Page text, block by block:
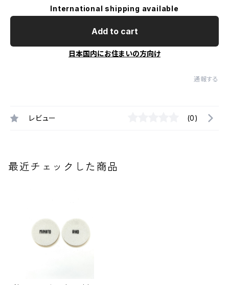
International shipping available
Add to cart
日本国内にお住まいの方向け
通報する
レビュー (0)
最近チェックした商品